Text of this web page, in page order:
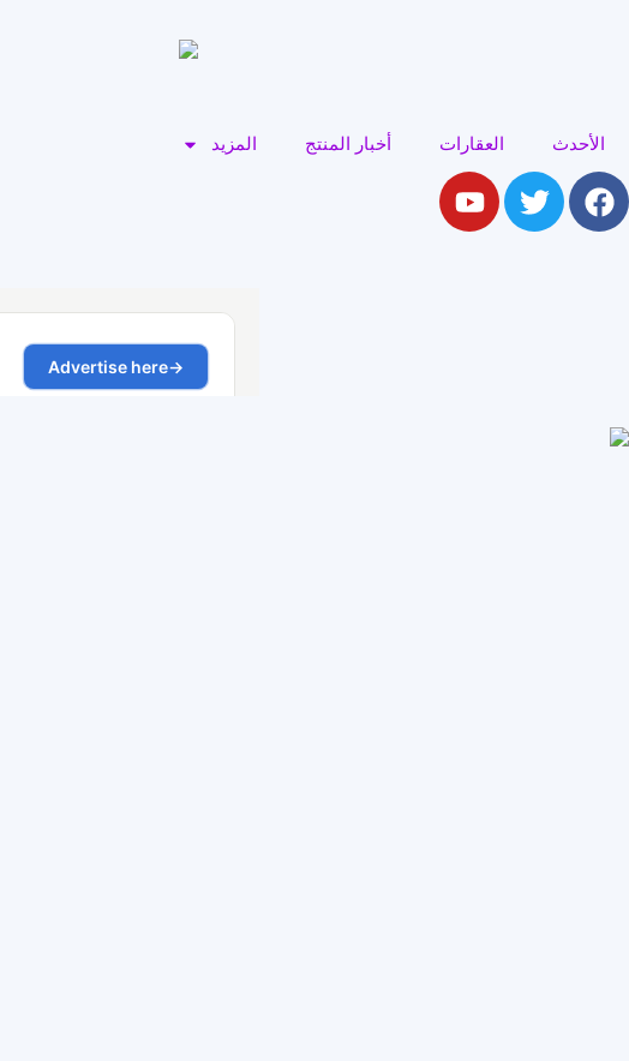
الأحدث العقارات أخبار المنتج المزيد